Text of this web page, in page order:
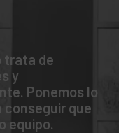
trata de
y
Ponemos lo
conseguir que
equipo.